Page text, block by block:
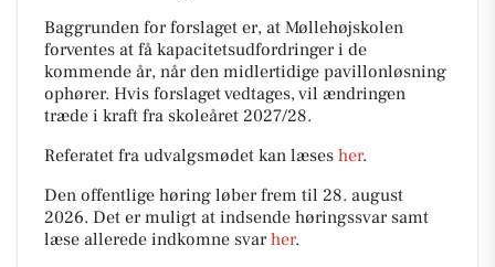
Baggrunden for forslaget er, at Møllehøjskolen
forventes at få kapacitetsudfordringer i de
kommende år, når den midlertidige pavillonløsning
ophører. Hvis forslaget vedtages, vil ændringen
træde i kraft fra skoleåret 2027/28.
Referatet fra udvalgsmødet kan læses her.
Den offentlige høring løber frem til 28. august
2026. Det er muligt at indsende høringssvar samt
læse allerede indkomne svarher.